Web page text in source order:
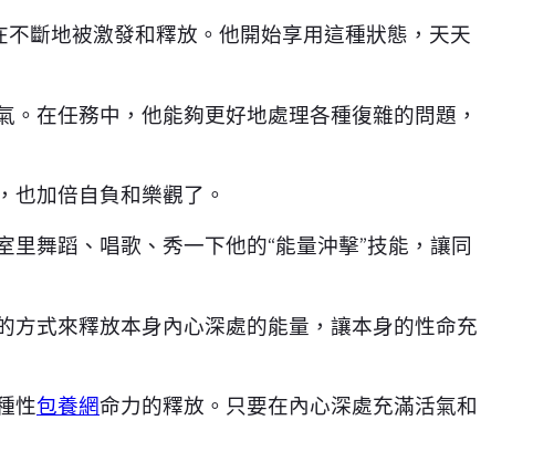
斷地被激發和釋放。他開始享用這種狀態，天天
在任務中，他能夠更好地處理各種復雜的問題，
加倍自負和樂觀了。
里舞蹈、唱歌、秀一下他的“能量沖擊”技能，讓同
式來釋放本身內心深處的能量，讓本身的性命充
性包養網命力的釋放。只要在內心深處充滿活氣和